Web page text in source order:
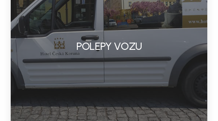
POLEPY VOZU